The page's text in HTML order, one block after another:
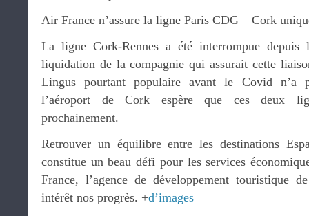
Air France n’assure la ligne Paris CDG – Cork
La ligne Cork-Rennes a été interrompue
liquidation de la compagnie qui assurait cette
Lingus pourtant populaire avant le Covid n’a
l’aéroport de Cork espère que ces deux
prochainement.
Retrouver un équilibre entre les destinations
constitue un beau défi pour les services
France, l’agence de développement touristique
intérêt nos progrès. +d’images